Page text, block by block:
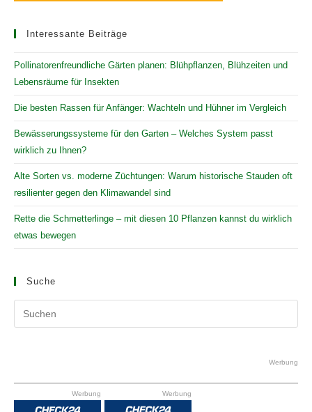
Interessante Beiträge
Pollinatorenfreundliche Gärten planen: Blühpflanzen, Blühzeiten und
Lebensräume für Insekten
Die besten Rassen für Anfänger: Wachteln und Hühner im Vergleich
Bewässerungssysteme für den Garten – Welches System passt
wirklich zu Ihnen?
Alte Sorten vs. moderne Züchtungen: Warum historische Stauden oft
resilienter gegen den Klimawandel sind
Rette die Schmetterlinge – mit diesen 10 Pflanzen kannst du wirklich
etwas bewegen
Suche
the
Werbung
Werbung Werbung